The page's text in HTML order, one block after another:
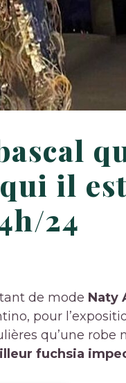
il
24
de mode Naty
pour
qu’une robe
fuchsia